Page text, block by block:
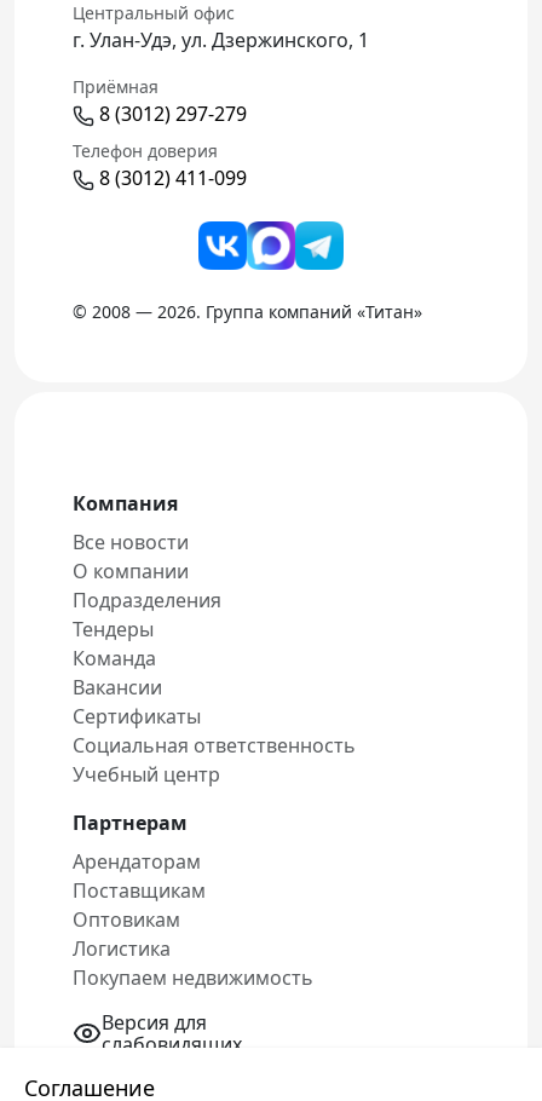
Соглашение
Центральный офис
г. Улан-Удэ, ул. Дзержинского, 1
Приёмная
8 (3012) 297-279
Телефон доверия
8 (3012) 411-099
© 2008 — 2026. Группа компаний «Титан»
Компания
Все новости
О компании
Подразделения
Тендеры
Команда
Вакансии
Сертификаты
Социальная ответственность
Учебный центр
Партнерам
Арендаторам
Поставщикам
Оптовикам
Логистика
Покупаем недвижимость
Версия для
слабовидящих